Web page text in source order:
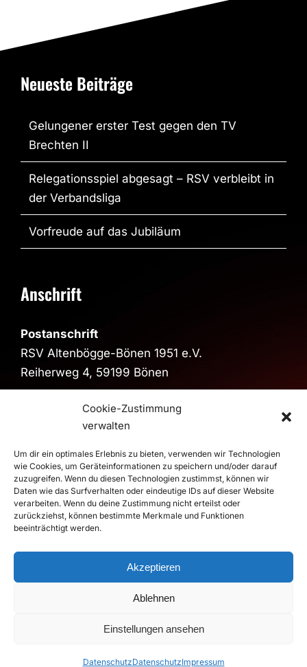
Cookie-Zustimmung
verwalten
Um dir ein optimales Erlebnis zu bieten, verwenden wir Technologien
wie Cookies, um Geräteinformationen zu speichern und/oder darauf
zuzugreifen. Wenn du diesen Technologien zustimmst, können wir
Daten wie das Surfverhalten oder eindeutige IDs auf dieser Website
verarbeiten. Wenn du deine Zustimmung nicht erteilst oder
zurückziehst, können bestimmte Merkmale und Funktionen
beeinträchtigt werden.
Akzeptieren
Ablehnen
Einstellungen ansehen
DatenschutzDatenschutzImpressum
Neueste Beiträge
Gelungener erster Test gegen den TV
Brechten II
Relegationsspiel abgesagt – RSV verbleibt in
der Verbandsliga
Vorfreude auf das Jubiläum
Anschrift
Postanschrift
RSV Altenbögge-Bönen 1951 e.V.
Reiherweg 4, 59199 Bönen
Sporthalle im Schulzentrum
>Route
© 2026 RSV Altenbögge-Bönen 1951 e.V. Handball - Die
Roten Teufel |